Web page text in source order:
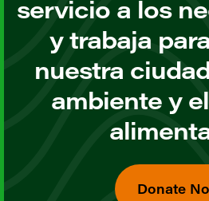
servicio a los
y trabaja
nuestra
ambiente y
Donate